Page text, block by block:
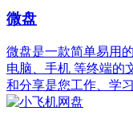
微盘
微盘是一款简单易用
电脑、手机 等终端的
和分享是您工作、学